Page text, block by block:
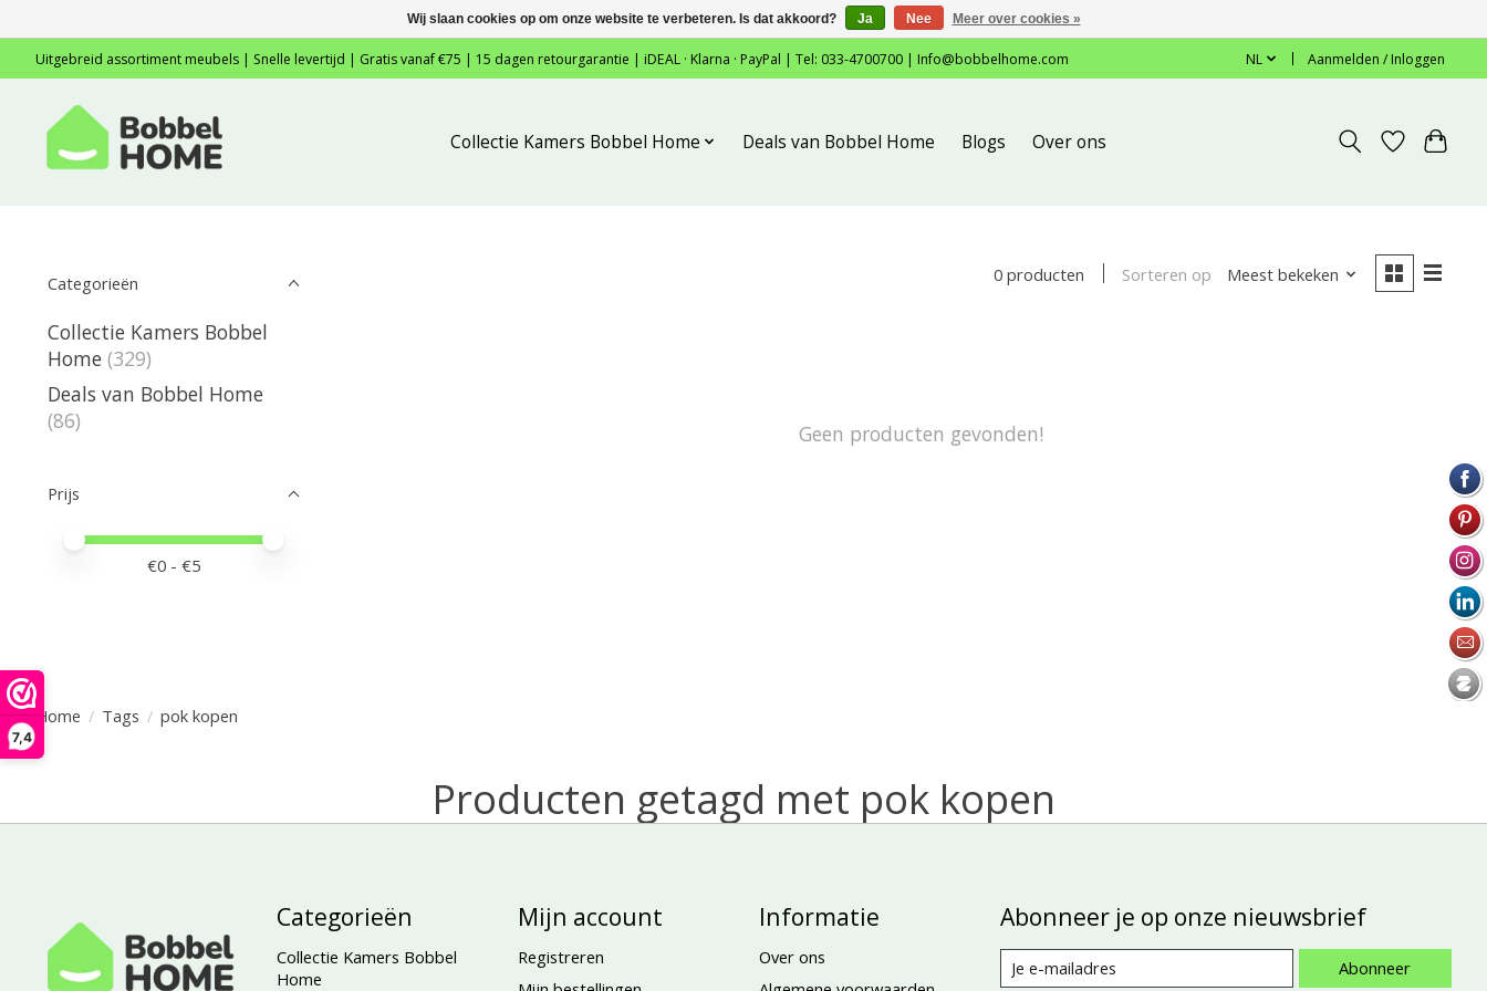
7,4
Uitgebreid assortiment meubels | Snelle levertijd | Gratis vanaf €75 | 15 dagen retourgarantie | iDEAL · Klarna · PayPal | Tel: 033-4700700 | Info@bobbelhome.com NL Aanmelden / Inloggen
Collectie Kamers Bobbel Home Deals van Bobbel Home Blogs Over ons
Home / Tags / pok kopen
Producten getagd met pok kopen
Categorieën
Collectie Kamers Bobbel
Home (329)
Deals van Bobbel Home
(86)
Prijs
Minimale prijswaarde
Price maximum value
€0 - €5
0 producten Sorteren op Meest bekeken
Geen producten gevonden!
Categorieën
Collectie Kamers Bobbel
Home
Mijn account
Registreren
Informatie
Over ons
Abonneer je op onze nieuwsbrief
Abonneer
Wij slaan cookies op om onze website te verbeteren. Is dat akkoord? Ja Nee Meer over cookies »